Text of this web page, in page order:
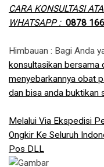
CARA KONSULTASI
WHATSAPP : 0878
Himbauan : Bagi Anda
konsultasikan bersama
menyebarkannya obat
dan bisa anda buktikan
Melalui Via Ekspedisi
Ongkir Ke Seluruh
Pos DLL